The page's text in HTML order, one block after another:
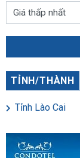
TỈNH/THÀNH
Tỉnh Lào Cai